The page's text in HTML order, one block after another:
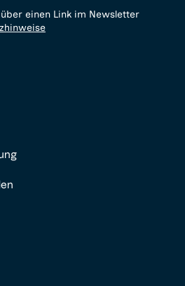
einen Link im Newsletter